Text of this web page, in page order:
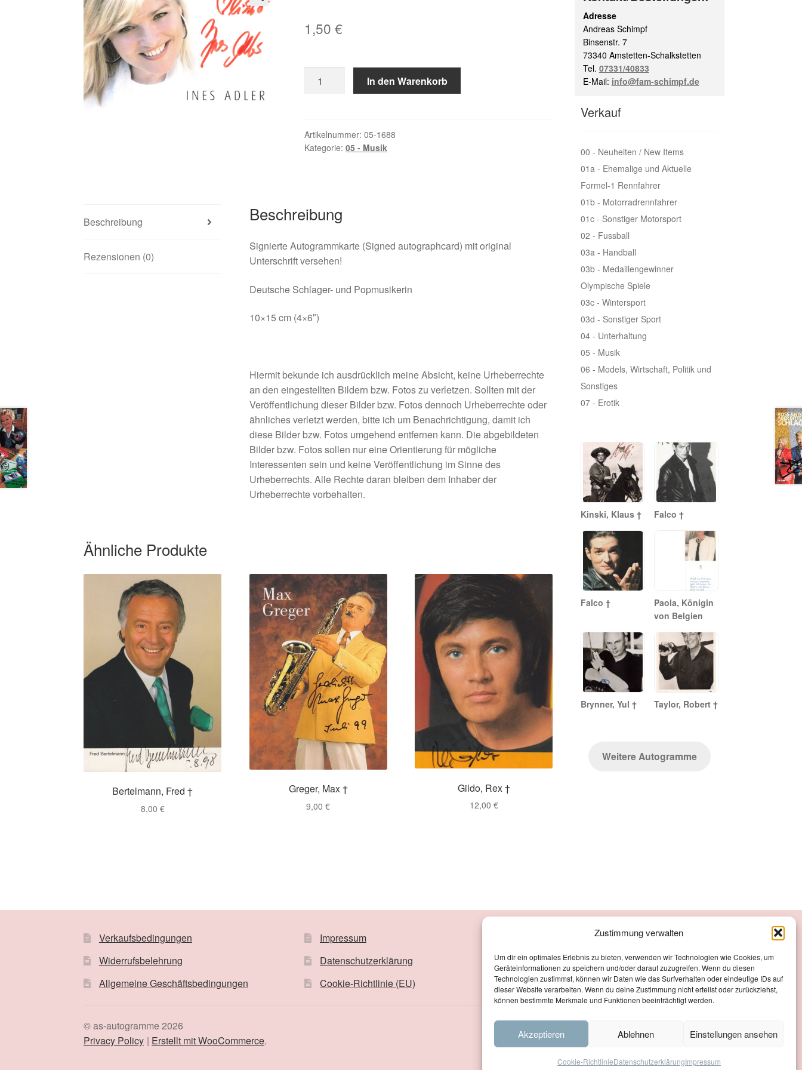
Zustimmung verwalten
Um dir ein optimales Erlebnis zu bieten, verwenden wir Technologien wie Cookies, um
Geräteinformationen zu speichern und/oder darauf zuzugreifen. Wenn du diesen
Technologien zustimmst, können wir Daten wie das Surfverhalten oder eindeutige IDs auf
dieser Website verarbeiten. Wenn du deine Zustimmung nicht erteilst oder zurückziehst,
können bestimmte Merkmale und Funktionen beeinträchtigt werden.
Akzeptieren Ablehnen Einstellungen ansehen
Cookie-RichtlinieDatenschutzerklärungImpressum
🔍
1,50€
Ines
In den Warenkorb
Artikelnummer:05-1688
Kategorie:05 - Musik
Beschreibung
Rezensionen (0)
Beschreibung
Signierte Autogrammkarte (Signed autographcard) mit original
Unterschrift versehen!
Deutsche Schlager- und Popmusikerin
10×15 cm (4×6″)
Hiermit bekunde ich ausdrücklich meine Absicht, keine Urheberrechte
an den eingestellten Bildern bzw. Fotos zu verletzen. Sollten mit der
Veröffentlichung dieser Bilder bzw. Fotos dennoch Urheberrechte oder
ähnliches verletzt werden, bitte ich um Benachrichtigung, damit ich
diese Bilder bzw. Fotos umgehend entfernen kann. Die abgebildeten
Bilder bzw. Fotos sollen nur eine Orientierung für mögliche
Interessenten sein und keine Veröffentlichung im Sinne des
Urheberrechts. Alle Rechte daran bleiben dem Inhaber der
Urheberrechte vorbehalten.
Ähnliche Produkte
Bertelmann, Fred †
8,00 €
Greger, Max †
9,00€
Gildo, Rex †
12,00 €
Adresse
Andreas Schimpf
Binsenstr. 7
73340 Amstetten-Schalkstetten
Tel. 07331/40833
E-Mail: info@fam-schimpf.de
Verkauf
00 - Neuheiten / New Items
01a - Ehemalige und Aktuelle
Formel-1 Rennfahrer
01b - Motorradrennfahrer
01c - Sonstiger Motorsport
02 - Fussball
03a - Handball
03b - Medaillengewinner
Olympische Spiele
03c - Wintersport
03d - Sonstiger Sport
04 - Unterhaltung
05 - Musik
06 - Models, Wirtschaft, Politik und
Sonstiges
07 - Erotik
Kinski, Klaus † Falco †
Falco †
Paola, Königin
von Belgien
Brynner, Yul † Taylor, Robert †
Weitere Autogramme
Verkaufsbedingungen
Widerrufsbelehrung
Allgemeine Geschäftsbedingungen
Impressum
Datenschutzerklärung
Cookie-Richtlinie (EU)
Zahlungsarten
Versand
Kontakt
© as-autogramme 2026
Privacy Policy
Erstellt mit WooCommerce.